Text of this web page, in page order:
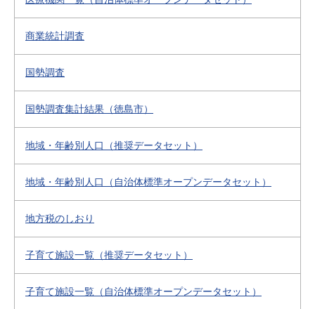
商業統計調査
国勢調査
国勢調査集計結果（徳島市）
地域・年齢別人口（推奨データセット）
地域・年齢別人口（自治体標準オープンデータセット）
地方税のしおり
子育て施設一覧（推奨データセット）
子育て施設一覧（自治体標準オープンデータセット）